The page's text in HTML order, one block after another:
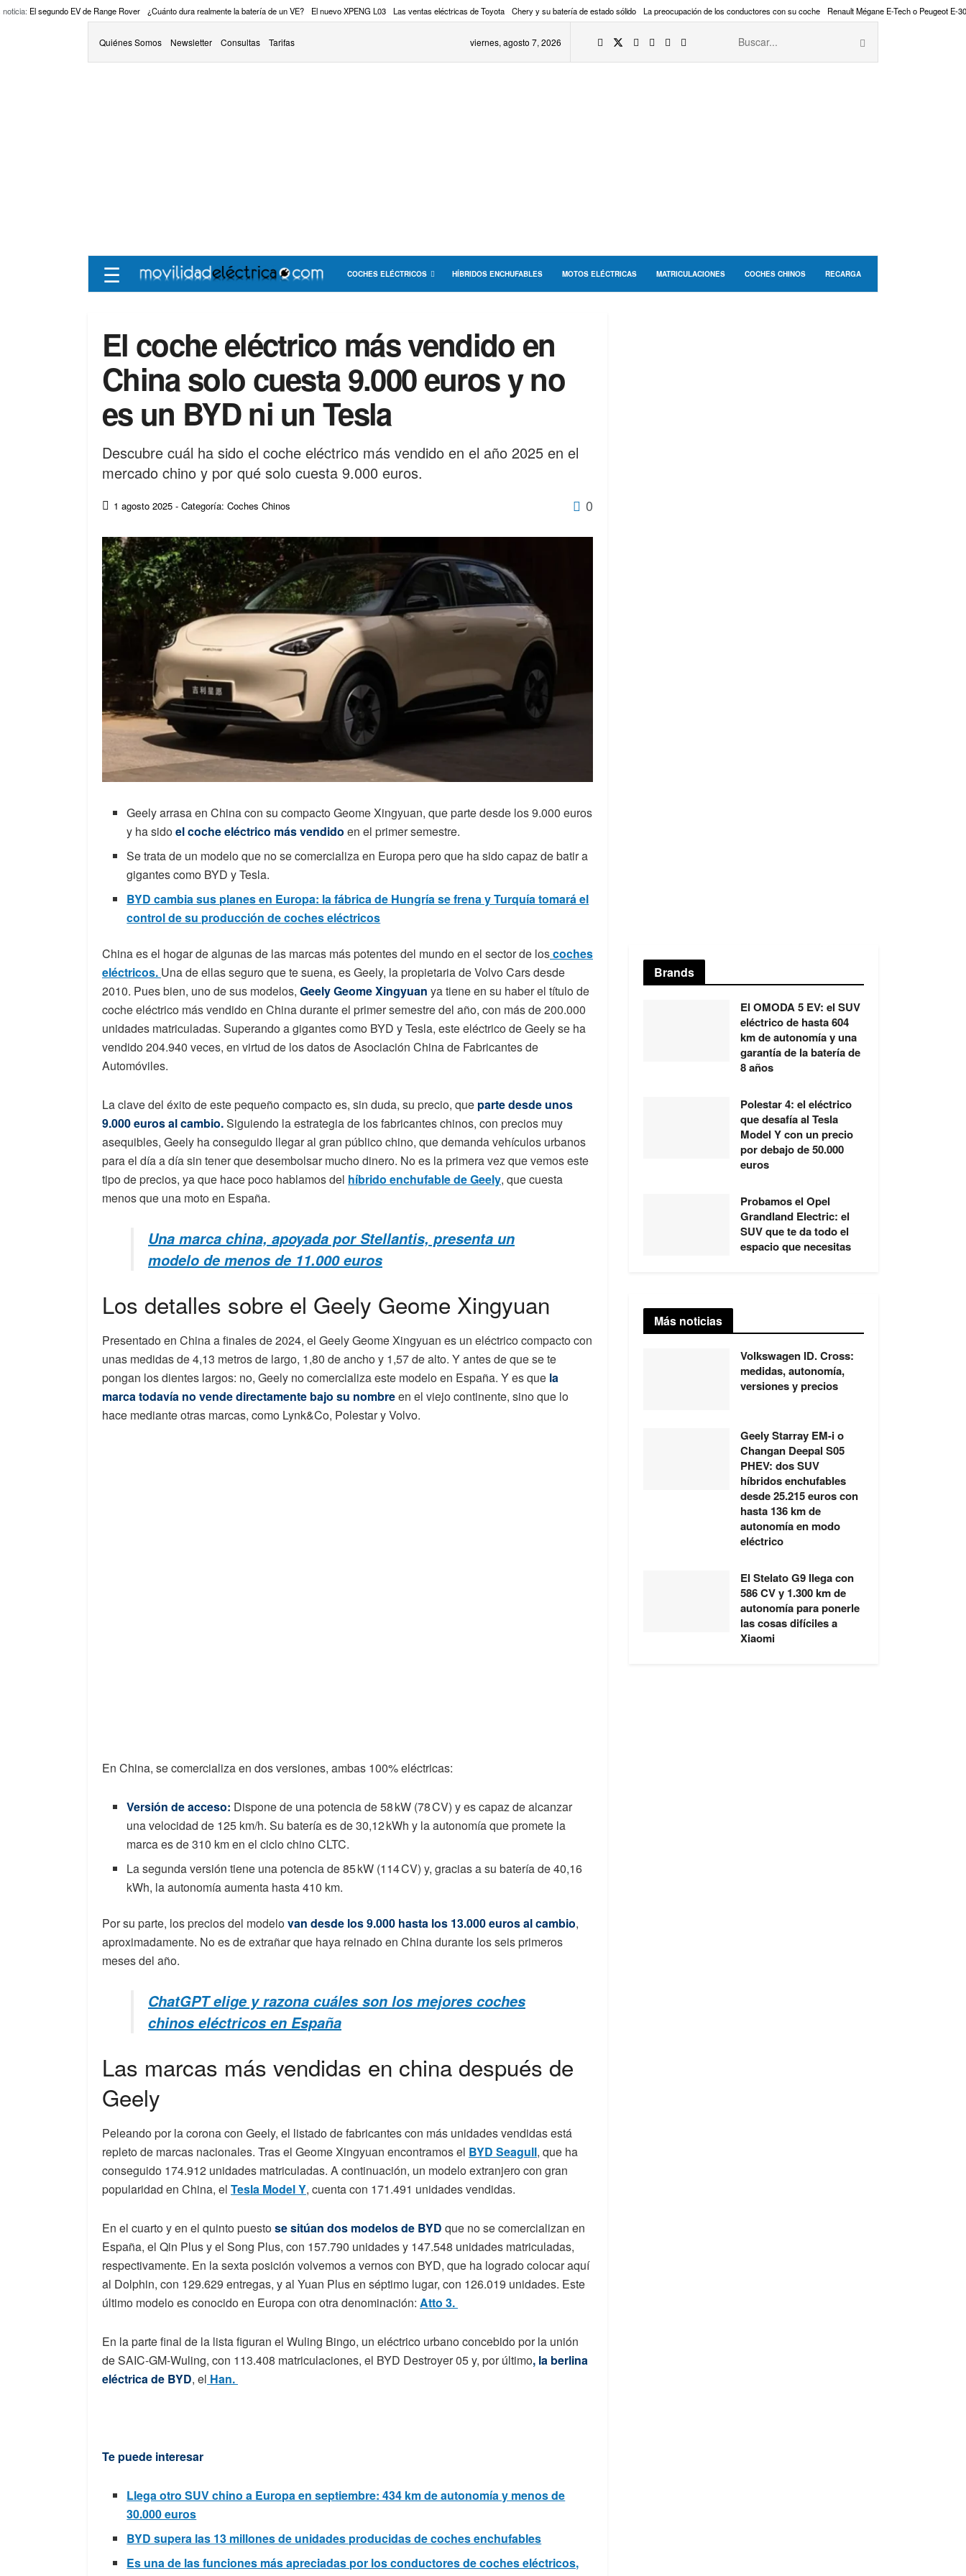
noticia: El segundo EV de Range Rover ¿Cuánto dura realmente la batería de un VE? El nuevo XPENG L03 Las ventas eléctricas de Toyota Chery y su batería de estado sólido La preocupación de los conductores con su coche Renault Mégane E-Tech o Peugeot E-
Quiénes Somos Newsletter Consultas Tarifas viernes, agosto 7, 2026
☰ COCHES ELÉCTRICOS HÍBRIDOS ENCHUFABLES MOTOS ELÉCTRICAS MATRICULACIONES COCHES CHINOS RECARGA
El coche eléctrico más vendido en
China solo cuesta 9.000 euros y no
es un BYD ni un Tesla
Descubre cuál ha sido el coche eléctrico más vendido en el año 2025 en el
mercado chino y por qué solo cuesta 9.000 euros.
1 agosto 2025 - Categoría: Coches Chinos 0
Geely arrasa en China con su compacto Geome Xingyuan, que parte desde los 9.000 euros
y ha sidoel coche eléctrico más vendido en el primer semestre.
Se trata de un modelo que no se comercializa en Europa pero que ha sido capaz de batir a
gigantes como BYD y Tesla.
BYD cambia sus planes en Europa: la fábrica de Hungría se frena y Turquía tomará el
control de su producción de coches eléctricos
China es el hogar de algunas de las marcas más potentes del mundo en el sector de loscoches
eléctricos. Una de ellas seguro que te suena, es Geely, la propietaria de Volvo Cars desde
2010. Pues bien, uno de sus modelos, Geely Geome Xingyuan ya tiene en su haber el título de
coche eléctrico más vendido en China durante el primer semestre del año, con más de 200.000
unidades matriculadas. Superando a gigantes como BYD y Tesla, este eléctrico de Geely se ha
vendido 204.940 veces, en virtud de los datos de Asociación China de Fabricantes de
Automóviles.
La clave del éxito de este pequeño compacto es, sin duda, su precio, que parte desde unos
9.000 euros al cambio.Siguiendo la estrategia de los fabricantes chinos, con precios muy
asequibles, Geely ha conseguido llegar al gran público chino, que demanda vehículos urbanos
para el día a día sin tener que desembolsar mucho dinero. No es la primera vez que vemos este
tipo de precios, ya que hace poco hablamos del híbrido enchufable de Geely, que cuesta
menos que una moto en España.
Una marca china, apoyada por Stellantis, presenta un
modelo de menos de 11.000 euros
Los detalles sobre el Geely Geome Xingyuan
Presentado en China a finales de 2024, el Geely Geome Xingyuan es un eléctrico compacto con
unas medidas de 4,13 metros de largo, 1,80 de ancho y 1,57 de alto. Y antes de que se te
pongan los dientes largos: no, Geely no comercializa este modelo en España. Y es que la
marca todavía no vende directamente bajo su nombreen el viejo continente, sino que lo
hace mediante otras marcas, como Lynk&Co, Polestar y Volvo.
En China, se comercializa en dos versiones, ambas 100% eléctricas:
Versión de acceso: Dispone de una potencia de 58 kW (78 CV) y es capaz de alcanzar
una velocidad de 125 km/h. Su batería es de 30,12 kWh y la autonomía que promete la
marca es de 310 km en el ciclo chino CLTC.
La segunda versión tiene una potencia de 85 kW (114 CV) y, gracias a su batería de 40,16
kWh, la autonomía aumenta hasta 410 km.
Por su parte, los precios del modelovan desde los 9.000 hasta los 13.000 euros al cambio,
aproximadamente. No es de extrañar que haya reinado en China durante los seis primeros
meses del año.
ChatGPT elige y razona cuáles son los mejores coches
chinos eléctricos en España
Las marcas más vendidas en china después de
Geely
Peleando por la corona con Geely, el listado de fabricantes con más unidades vendidas está
repleto de marcas nacionales. Tras el Geome Xingyuan encontramos el BYD Seagull, que ha
conseguido 174.912 unidades matriculadas. A continuación, un modelo extranjero con gran
popularidad en China, el Tesla Model Y, cuenta con 171.491 unidades vendidas.
En el cuarto y en el quinto puestose sitúan dos modelos de BYD que no se comercializan en
España, el Qin Plus y el Song Plus, con 157.790 unidades y 147.548 unidades matriculadas,
respectivamente. En la sexta posición volvemos a vernos con BYD, que ha logrado colocar aquí
al Dolphin, con 129.629 entregas, y al Yuan Plus en séptimo lugar, con 126.019 unidades. Este
último modelo es conocido en Europa con otra denominación: Atto 3.
En la parte final de la lista figuran el Wuling Bingo, un eléctrico urbano concebido por la unión
de SAIC-GM-Wuling, con 113.408 matriculaciones, el BYD Destroyer 05 y, por último, la berlina
eléctrica de BYD, el Han.
Te puede interesar
Llega otro SUV chino a Europa en septiembre: 434 km de autonomía y menos de
30.000 euros
BYD supera las 13 millones de unidades producidas de coches enchufables
Es una de las funciones más apreciadas por los conductores de coches eléctricos,
Brands
El OMODA 5 EV: el SUV
eléctrico de hasta 604
km de autonomía y una
garantía de la batería de
8 años
Polestar 4: el eléctrico
que desafía al Tesla
Model Y con un precio
por debajo de 50.000
euros
Probamos el Opel
Grandland Electric: el
SUV que te da todo el
espacio que necesitas
Más noticias
Volkswagen ID. Cross:
medidas, autonomía,
versiones y precios
Geely Starray EM-i o
Changan Deepal S05
PHEV: dos SUV
híbridos enchufables
desde 25.215 euros con
hasta 136 km de
autonomía en modo
eléctrico
El Stelato G9 llega con
586 CV y 1.300 km de
autonomía para ponerle
las cosas difíciles a
Xiaomi